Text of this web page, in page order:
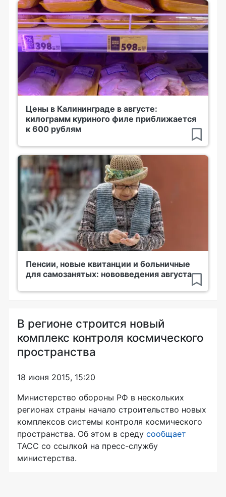
Цены в Калининграде в августе:
килограмм куриного филе приближается
к 600 рублям
Пенсии, новые квитанции и больничные
для самозанятых: нововведения августа
В регионе строится новый
комплекс контроля космического
пространства
18 июня 2015, 15:20
Министерство обороны РФ в нескольких
регионах страны начало строительство новых
комплексов системы контроля космического
пространства. Об этом в среду сообщает
ТАСС со ссылкой на пресс-службу
министерства.